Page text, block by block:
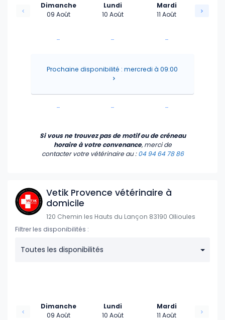
Dimanche
09 Août
-
-
Lundi
10 Août
-
-
Mardi
11 Août
-
-
Prochaine disponibilité : mercredi à 09:00
Si vous ne trouvez pas de motif ou de créneau
horaire à votre convenance, merci de
contacter votre vétérinaire au :04 94 64 78 86
Vetik Provence vétérinaire à
domicile
120 Chemin les Hauts du Lançon 83190 Ollioules
Filtrer les disponibilités :
Toutes les disponibilités
Dimanche
09 Août
Lundi
10 Août
Mardi
11 Août